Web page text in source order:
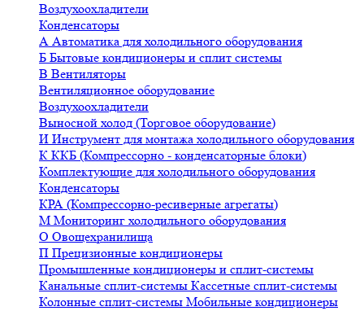
Воздухоохладители
Конденсаторы
А Автоматика для холодильного оборудования
Б Бытовые кондиционеры и сплит системы
В Вентиляторы
Вентиляционное оборудование
Воздухоохладители
Выносной холод (Торговое оборудование)
И Инструмент для монтажа холодильного оборудования
К ККБ (Компрессорно - конденсаторные блоки)
Комплектующие для холодильного оборудования
Конденсаторы
КРА (Компрессорно-ресиверные агрегаты)
М Мониторинг холодильного оборудования
О Овощехранилища
П Прецизионные кондиционеры
Промышленные кондиционеры и сплит-системы
Канальные сплит-системы Кассетные сплит-системы
Колонные сплит-системы Мобильные кондиционеры